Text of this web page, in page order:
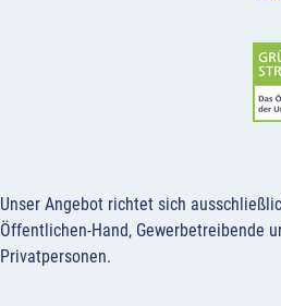
Unser Angebot richtet sich
Öffentlichen-Hand, Gewerbetreibende
Privatpersonen.